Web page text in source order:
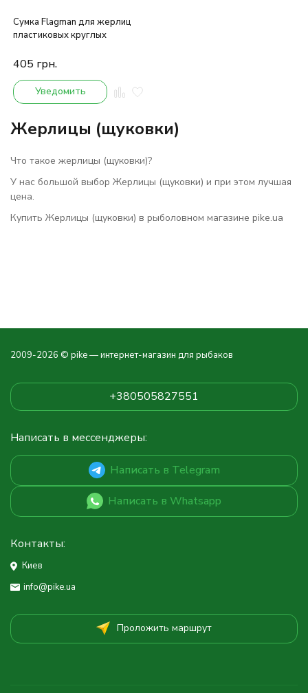
Сумка Flagman для жерлиц
пластиковых круглых
405 грн.
Уведомить
Жерлицы (щуковки)
Что такое жерлицы (щуковки)?
У нас большой выбор Жерлицы (щуковки) и при этом лучшая
цена.
Купить Жерлицы (щуковки) в рыболовном магазине pike.ua
2009-2026 © pike — интернет-магазин для рыбаков
+380505827551
Написать в мессенджеры:
Написать в Telegram
Написать в Whatsapp
Контакты:
Киев
info@pike.ua
Проложить маршрут